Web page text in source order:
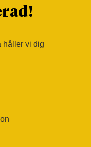
håller vi dig